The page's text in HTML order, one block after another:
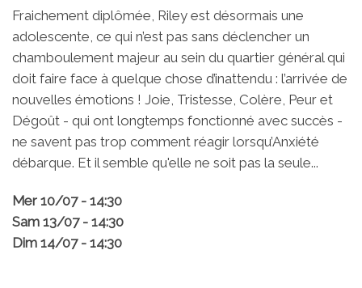
Fraichement diplômée, Riley est désormais une
adolescente, ce qui n’est pas sans déclencher un
chamboulement majeur au sein du quartier général qui
doit faire face à quelque chose d’inattendu : l’arrivée de
nouvelles émotions ! Joie, Tristesse, Colère, Peur et
Dégoût - qui ont longtemps fonctionné avec succès -
ne savent pas trop comment réagir lorsqu’Anxiété
débarque. Et il semble qu'elle ne soit pas la seule...
Mer 10/07 - 14:30
Sam 13/07 - 14:30
Dim 14/07 - 14:30